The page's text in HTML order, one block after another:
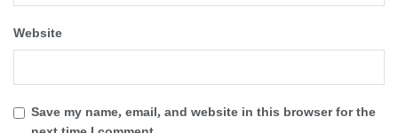
Website
Save my name, email, and website in this browser for the